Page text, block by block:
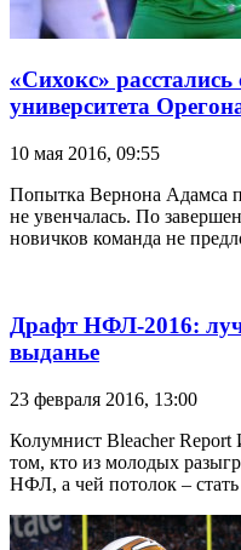
«Сихокс»
университета
10 мая 2016, 09:55
Попытка Вернона Адамса
не увенчалась. По
новичков команда не
Драфт НФЛ-2016:
выданье
23 февраля 2016, 13:00
Колумнист Bleacher Report
том, кто из молодых
НФЛ, а чей потолок –